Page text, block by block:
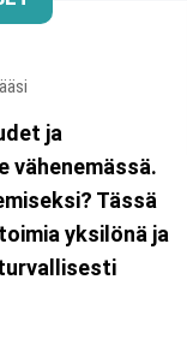
ja
vähenemässä.
Tässä
yksilönä ja